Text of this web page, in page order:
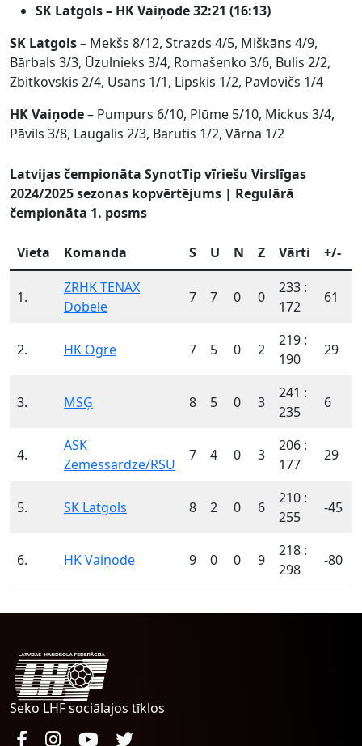
SK Latgols – HK Vaiņode 32:21 (16:13)
SK Latgols– Mekšs 8/12, Strazds 4/5, Miškāns 4/9,
Bārbals 3/3, Ūzulnieks 3/4, Romašenko 3/6, Bulis 2/2,
Zbitkovskis 2/4, Usāns 1/1, Lipskis 1/2, Pavlovičs 1/4
HK Vaiņode– Pumpurs 6/10, Plūme 5/10, Mickus 3/4,
Pāvils 3/8, Laugalis 2/3, Barutis 1/2, Vārna 1/2
Latvijas čempionāta SynotTip vīriešu Virslīgas
2024/2025 sezonas kopvērtējums | Regulārā
čempionāta 1. posms
Vieta Komanda S U N Z Vārti +/-
1.
ZRHK TENAX
Dobele
7 7 0 0
233 :
172
61
2. HK Ogre 7 5 0 2
219 :
190
29
3. MSĢ 8 5 0 3
241 :
235
6
4.
ASK
Zemessardze/RSU
7 4 0 3
206 :
177
29
5. SK Latgols 8 2 0 6
210 :
255
-45
6. HK Vaiņode 9 0 0 9
218 :
298
-80
Seko LHF sociālajos tīklos